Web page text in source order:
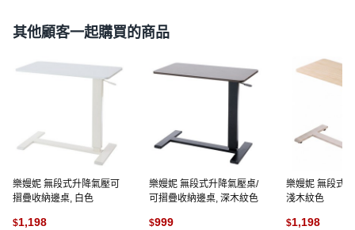
其他顧客一起購買的商品
樂嫚妮 無段式升降氣壓可
摺疊收納邊桌, 白色
$1,198
樂嫚妮 無段式升降氣壓桌/
可摺疊收納邊桌, 深木紋色
$999
樂嫚妮 無段式
淺木紋色
$1,198